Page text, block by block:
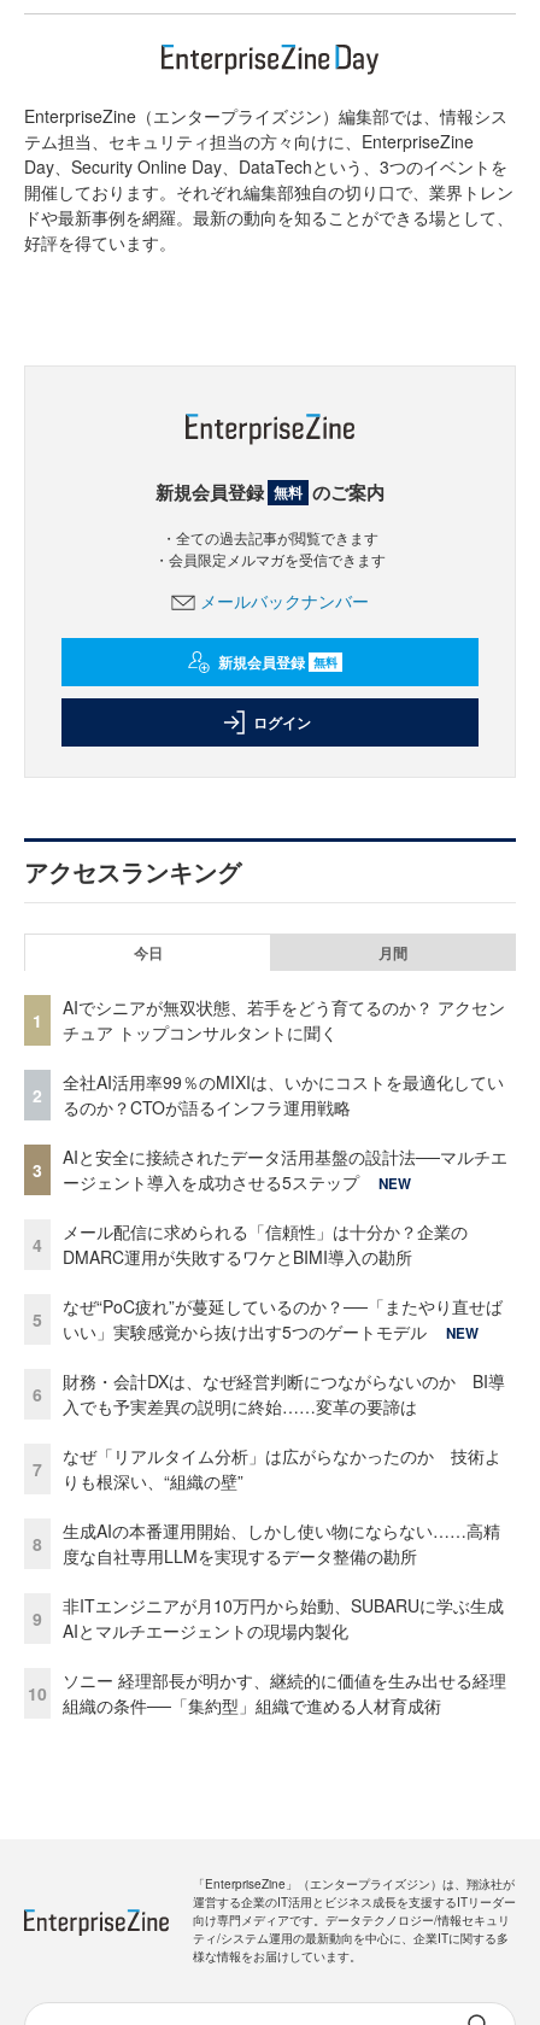
EnterpriseZine（エンタープライズジン）編集部では、情報シス
テム担当、セキュリティ担当の方々向けに、EnterpriseZine
Day、Security Online Day、DataTechという、3つのイベントを
開催しております。それぞれ編集部独自の切り口で、業界トレン
ドや最新事例を網羅。最新の動向を知ることができる場として、
好評を得ています。
新規会員登録 無料 のご案内
・全ての過去記事が閲覧できます
・会員限定メルマガを受信できます
メールバックナンバー
新規会員登録 無料
ログイン
アクセスランキング
今日 月間
1
AIでシニアが無双状態、若手をどう育てるのか？ アクセン
チュア トップコンサルタントに聞く
2
全社AI活用率99％のMIXIは、いかにコストを最適化してい
るのか？CTOが語るインフラ運用戦略
3
AIと安全に接続されたデータ活用基盤の設計法──マルチエ
ージェント導入を成功させる5ステップ
NEW
4
メール配信に求められる「信頼性」は十分か？企業の
DMARC運用が失敗するワケとBIMI導入の勘所
5
なぜ“PoC疲れ”が蔓延しているのか？──「またやり直せば
いい」実験感覚から抜け出す5つのゲートモデル
NEW
6
財務・会計DXは、なぜ経営判断につながらないのか BI導
入でも予実差異の説明に終始……変革の要諦は
7
なぜ「リアルタイム分析」は広がらなかったのか 技術よ
りも根深い、“組織の壁”
8
生成AIの本番運用開始、しかし使い物にならない……高精
度な自社専用LLMを実現するデータ整備の勘所
9
非ITエンジニアが月10万円から始動、SUBARUに学ぶ生成
AIとマルチエージェントの現場内製化
10
ソニー 経理部長が明かす、継続的に価値を生み出せる経理
組織の条件──「集約型」組織で進める人材育成術
「EnterpriseZine」（エンタープライズジン）は、翔泳社が
運営する企業のIT活用とビジネス成長を支援するITリーダー
向け専門メディアです。データテクノロジー/情報セキュリ
ティ/システム運用の最新動向を中心に、企業ITに関する多
様な情報をお届けしています。